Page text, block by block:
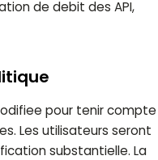
de debit des API,
pour tenir compte
Les utilisateurs seront
substantielle. La